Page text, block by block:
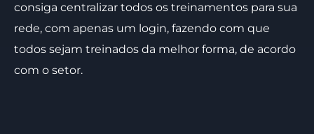
consiga centralizar todos os treinamentos para sua
rede, com apenas um login, fazendo com que
todos sejam treinados da melhor forma, de acordo
com o setor.